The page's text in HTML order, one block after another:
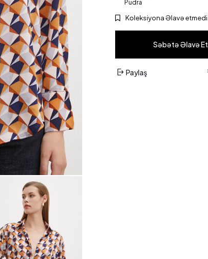
Pudra
Koleksiyona Əlavə etmedi.
Səbətə Əlavə Et
Paylaş